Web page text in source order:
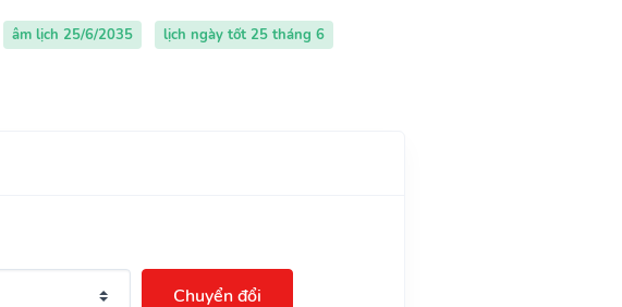
âm lịch 25/6/2035
lịch ngày tốt 25 tháng 6
Chuyển đổi